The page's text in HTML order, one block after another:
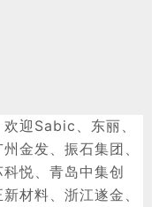
迎 Sabic、东丽、
金发、振石集团、
悦、青岛中集创
材料、浙江遂金、